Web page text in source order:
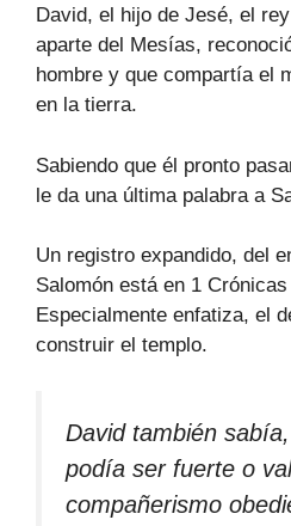
David, el hijo de Jesé, el
aparte del Mesías,
hombre y que compartía el
en la tierra.
Sabiendo que él pronto
le da una última palabra a
Un registro expandido, del
Salomón está en 1
Especialmente enfatiza, el
construir el templo.
David también
podía ser fuerte o
compañerismo